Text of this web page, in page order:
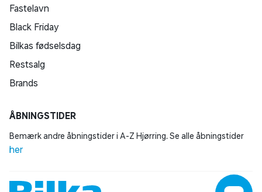
Fastelavn
Black Friday
Bilkas fødselsdag
Restsalg
Brands
ÅBNINGSTIDER
Bemærk andre åbningstider i A-Z Hjørring. Se alle åbningstider
her